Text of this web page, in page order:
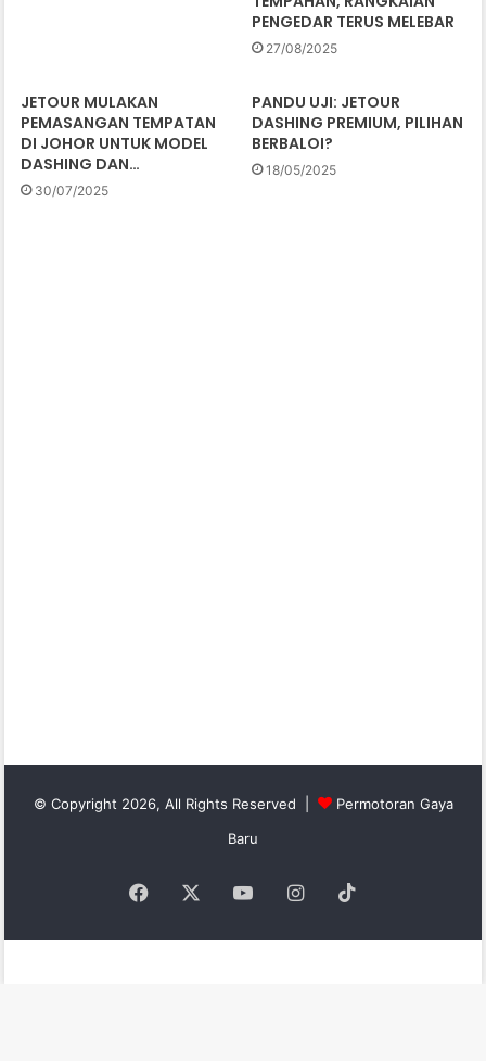
PENGEDAR TERUS MELEBAR
27/08/2025
JETOUR MULAKAN
PEMASANGAN TEMPATAN
DI JOHOR UNTUK MODEL
DASHING DAN…
30/07/2025
PANDU UJI: JETOUR
DASHING PREMIUM, PILIHAN
BERBALOI?
18/05/2025
© Copyright 2026, All Rights Reserved |
Permotoran Gaya
Baru
Facebook YouTubeInstagram